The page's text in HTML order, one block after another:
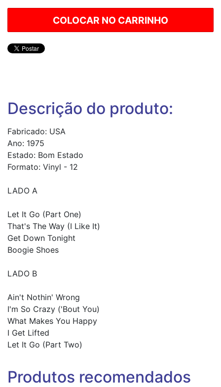
Descrição do produto:
Fabricado: USA
Ano: 1975
Estado: Bom Estado
Formato: Vinyl - 12
LADO A
Let It Go (Part One)
That's The Way (I Like It)
Get Down Tonight
Boogie Shoes
LADO B
Ain't Nothin' Wrong
I'm So Crazy ('Bout You)
What Makes You Happy
I Get Lifted
Let It Go (Part Two)
Produtos recomendados